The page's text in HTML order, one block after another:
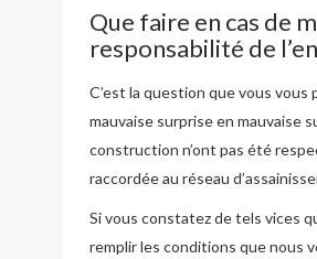
Que faire en cas de
responsabilité de
C’est la question que vous vous
mauvaise surprise en mauvaise
construction n’ont pas été
raccordée au réseau
Si vous constatez de tels vices
remplir les conditions que nous